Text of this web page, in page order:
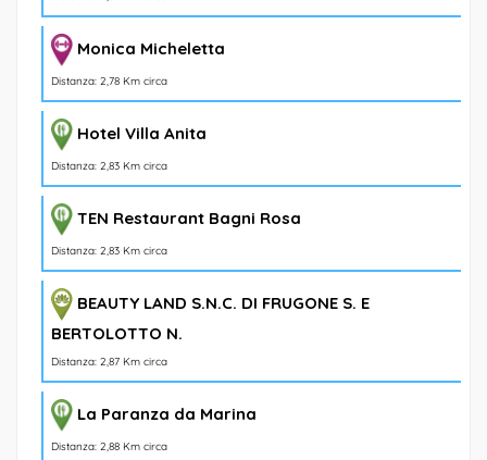
Monica Micheletta
Distanza: 2,78 Km circa
Hotel Villa Anita
Distanza: 2,83 Km circa
TEN Restaurant Bagni Rosa
Distanza: 2,83 Km circa
BEAUTY LAND S.N.C. DI FRUGONE S. E
BERTOLOTTO N.
Distanza: 2,87 Km circa
La Paranza da Marina
Distanza: 2,88 Km circa